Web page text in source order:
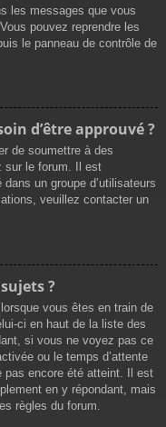
les messages que vous
pouvez reprendre les
le panneau de contrôle de
d’être approuvé ?
de soumettre à des
sur le forum. Il est
un groupe d’utilisateurs
veuillez contacter un
?
vous êtes en train de
ci en haut de la liste des
si vous ne voyez pas ce
ou le temps d’attente
pas encore été atteint. Il est
en y répondant, mais
règles du forum.